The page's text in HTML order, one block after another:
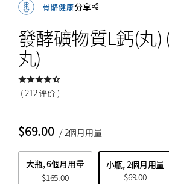
骨骼健康分享
發酵礦物質L鈣(丸)
丸)
( 212 评价 )
$69.00 / 2個月用量
大瓶, 6個月用量
$165.00
小瓶, 2個月用量
$69.00
$